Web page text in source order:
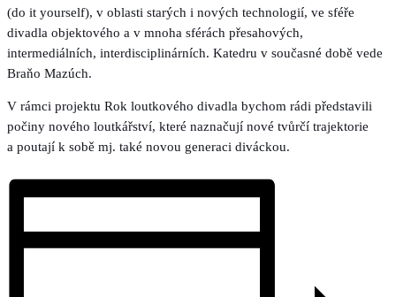
(do it yourself), v oblasti starých i nových technologií, ve sféře
divadla objektového a v mnoha sférách přesahových,
intermediálních, interdisciplinárních. Katedru v současné době vede
Braňo Mazúch.
V rámci projektu Rok loutkového divadla bychom rádi představili
počiny nového loutkářství, které naznačují nové tvůrčí trajektorie
a poutají k sobě mj. také novou generaci diváckou.